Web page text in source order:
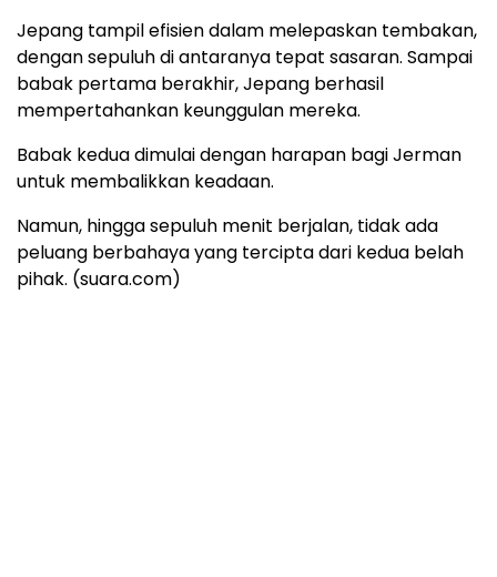
Jepang tampil efisien dalam melepaskan tembakan,
dengan sepuluh di antaranya tepat sasaran. Sampai
babak pertama berakhir, Jepang berhasil
mempertahankan keunggulan mereka.
Babak kedua dimulai dengan harapan bagi Jerman
untuk membalikkan keadaan.
Namun, hingga sepuluh menit berjalan, tidak ada
peluang berbahaya yang tercipta dari kedua belah
pihak. (suara.com)